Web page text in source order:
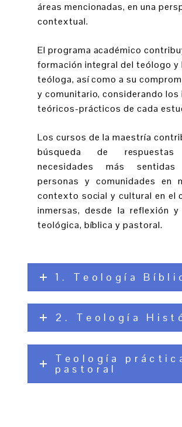
áreas mencionadas, en una
contextual.
El programa académico
formación integral del teólogo y
teóloga, así como a su
y comunitario, considerando los
teóricos-prácticos de cada
Los cursos de la maestría
búsqueda de
necesidades más
personas y comunidades en
contexto social y cultural en el
inmersas, desde la reflexión
teológica, bíblica y pastoral.
1. Teología
2. Teología
Teología
pastoral